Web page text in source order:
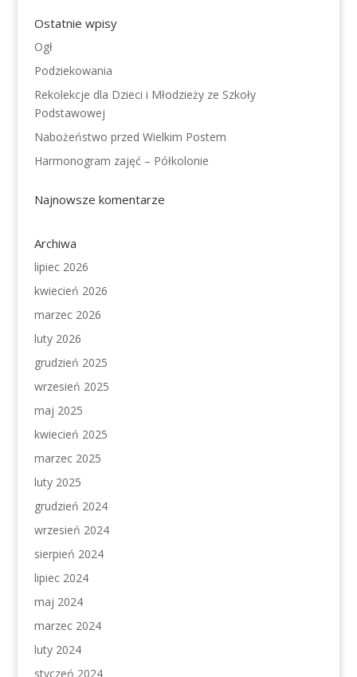
Ostatnie wpisy
Ogł
Podziekowania
Rekolekcje dla Dzieci i Młodzieży ze Szkoły
Podstawowej
Nabożeństwo przed Wielkim Postem
Harmonogram zajęć – Półkolonie
Najnowsze komentarze
Archiwa
lipiec 2026
kwiecień 2026
marzec 2026
luty 2026
grudzień 2025
wrzesień 2025
maj 2025
kwiecień 2025
marzec 2025
luty 2025
grudzień 2024
wrzesień 2024
sierpień 2024
lipiec 2024
maj 2024
marzec 2024
luty 2024
styczeń 2024